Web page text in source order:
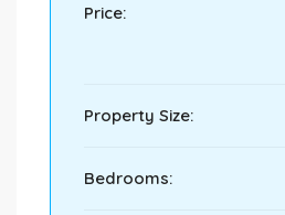
Price:
Property Size:
Bedrooms: